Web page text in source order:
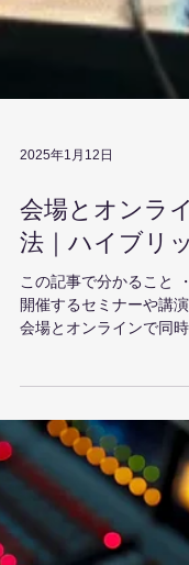
2025年1月12日
会場とオンラ